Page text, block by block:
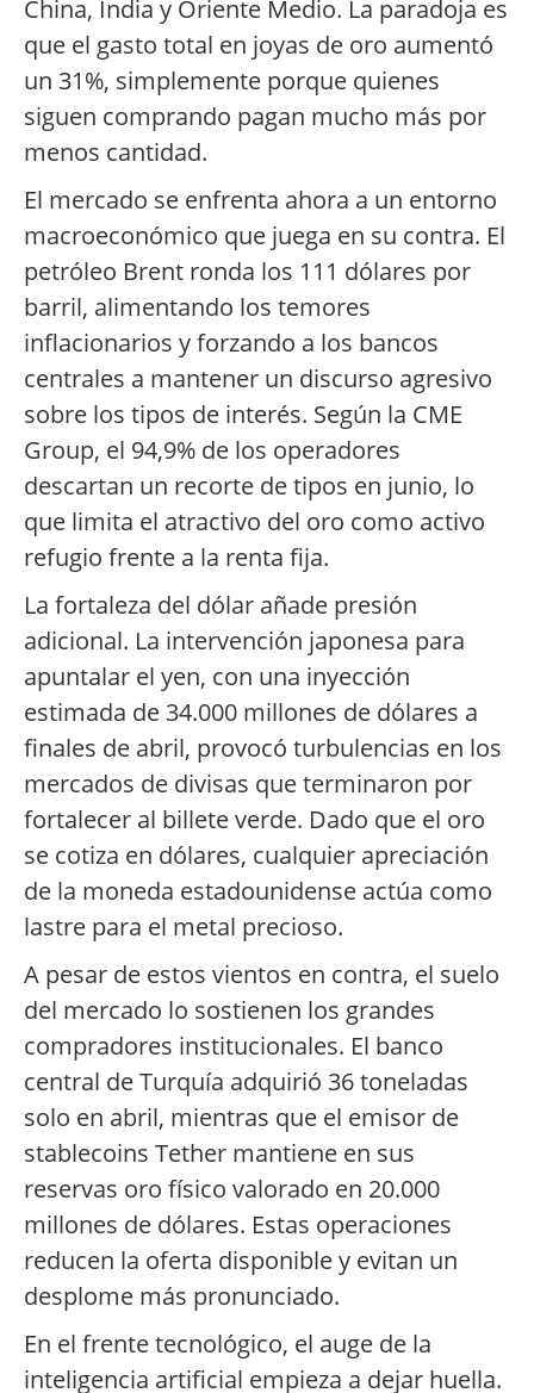
China, India y Oriente Medio. La paradoja es
que el gasto total en joyas de oro aumentó
un 31%, simplemente porque quienes
siguen comprando pagan mucho más por
menos cantidad.
El mercado se enfrenta ahora a un entorno
macroeconómico que juega en su contra. El
petróleo Brent ronda los 111 dólares por
barril, alimentando los temores
inflacionarios y forzando a los bancos
centrales a mantener un discurso agresivo
sobre los tipos de interés. Según la CME
Group, el 94,9% de los operadores
descartan un recorte de tipos en junio, lo
que limita el atractivo del oro como activo
refugio frente a la renta fija.
La fortaleza del dólar añade presión
adicional. La intervención japonesa para
apuntalar el yen, con una inyección
estimada de 34.000 millones de dólares a
finales de abril, provocó turbulencias en los
mercados de divisas que terminaron por
fortalecer al billete verde. Dado que el oro
se cotiza en dólares, cualquier apreciación
de la moneda estadounidense actúa como
lastre para el metal precioso.
A pesar de estos vientos en contra, el suelo
del mercado lo sostienen los grandes
compradores institucionales. El banco
central de Turquía adquirió 36 toneladas
solo en abril, mientras que el emisor de
stablecoins Tether mantiene en sus
reservas oro físico valorado en 20.000
millones de dólares. Estas operaciones
reducen la oferta disponible y evitan un
desplome más pronunciado.
En el frente tecnológico, el auge de la
inteligencia artificial empieza a dejar huella.